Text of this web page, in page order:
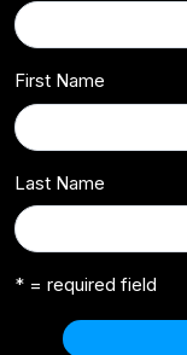
First Name
Last Name
* = required field